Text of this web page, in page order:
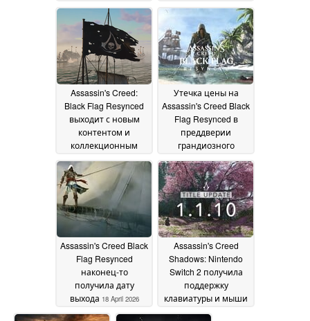
21 May 2026 02 May 2026
Assassin's Creed:
Black Flag Resynced
выходит с новым
контентом и
коллекционным
26
April 2026
Утечка цены на
Assassin's Creed Black
Flag Resynced в
преддверии
грандиозного
23 April 2026
Assassin's Creed Black
Flag Resynced
наконец-то
получила дату
выхода 18 April 2026
Assassin's Creed
Shadows: Nintendo
Switch 2 получила
поддержку
клавиатуры и мыши
09 April 2026